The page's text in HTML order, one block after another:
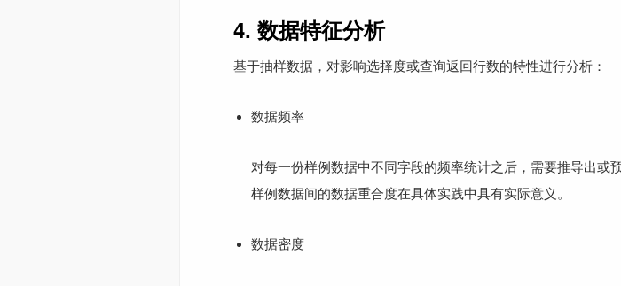
4. 数据特征分析
基于抽样数据，对影响选择度或查询返回行数的特性进行分析：
数据频率
对每一份样例数据中不同字段的频率统计之后，需要推导出
样例数据间的数据重合度在具体实践中具有实际意义。
数据密度